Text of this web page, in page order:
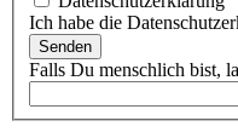
Ich habe die
Senden
Falls Du menschlich bist,